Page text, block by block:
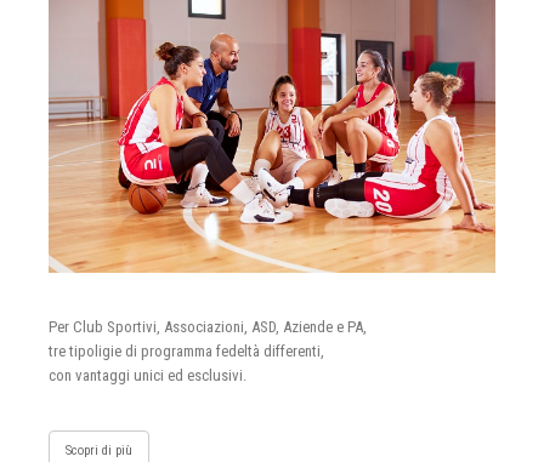
Per Club Sportivi, Associazioni, ASD, Aziende e PA,
tre tipoligie di programma fedeltà differenti,
con vantaggi unici ed esclusivi.
Scopri di più